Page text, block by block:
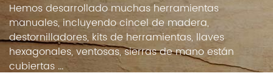
Hemos desarrollado muchas herramientas
manuales, incluyendo cincel de madera,
destornilladores, kits de herramientas, llaves
hexagonales, ventosas, sierras de mano están
cubiertas ...